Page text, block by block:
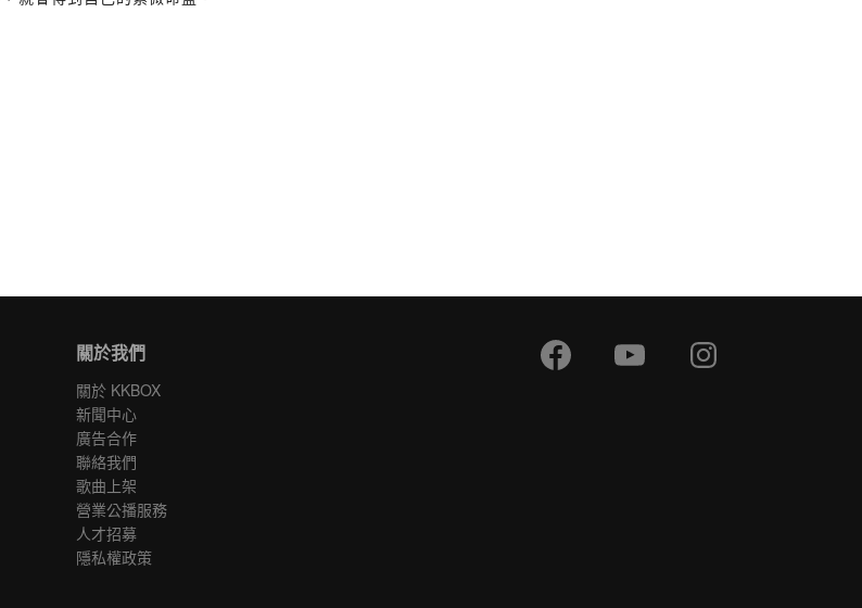
關於我們
關於 KKBOX
新聞中心
廣告合作
聯絡我們
歌曲上架
營業公播服務
人才招募
隱私權政策